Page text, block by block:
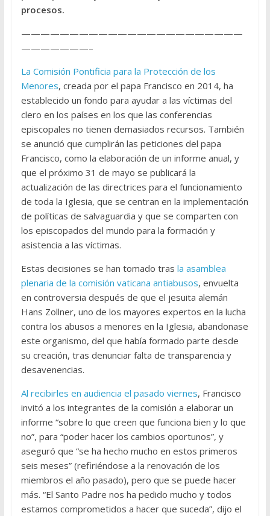
procesos.
———————————————————————
———————–
La Comisión Pontificia para la Protección de los
Menores, creada por el papa Francisco en 2014, ha
establecido un fondo para ayudar a las víctimas del
clero en los países en los que las conferencias
episcopales no tienen demasiados recursos. También
se anunció que cumplirán las peticiones del papa
Francisco, como la elaboración de un informe anual, y
que el próximo 31 de mayo se publicará la
actualización de las directrices para el funcionamiento
de toda la Iglesia, que se centran en la implementación
de políticas de salvaguardia y que se comparten con
los episcopados del mundo para la formación y
asistencia a las víctimas.
Estas decisiones se han tomado tras la asamblea
plenaria de la comisión vaticana antiabusos, envuelta
en controversia después de que el jesuita alemán
Hans Zollner, uno de los mayores expertos en la lucha
contra los abusos a menores en la Iglesia, abandonase
este organismo, del que había formado parte desde
su creación, tras denunciar falta de transparencia y
desavenencias.
Al recibirles en audiencia el pasado viernes, Francisco
invitó a los integrantes de la comisión a elaborar un
informe “sobre lo que creen que funciona bien y lo que
no”, para “poder hacer los cambios oportunos”, y
aseguró que “se ha hecho mucho en estos primeros
seis meses” (refiriéndose a la renovación de los
miembros el año pasado), pero que se puede hacer
más. “El Santo Padre nos ha pedido mucho y todos
estamos comprometidos a hacer que suceda”, dijo el